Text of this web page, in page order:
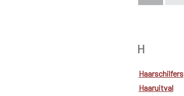
H
Haarschilfers
Haaruitval